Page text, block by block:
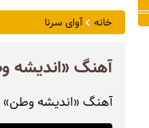
خانه آوای سرنا
آهنگ «اندیشه
آهنگ «اندیشه وطن»